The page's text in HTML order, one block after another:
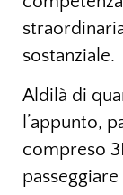
sostanziale.
Aldilà di
l’appunto,
compreso